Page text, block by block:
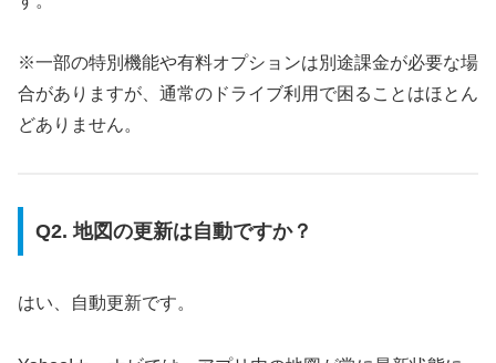
※一部の特別機能や有料オプションは別途課金が必要な場
合がありますが、通常のドライブ利用で困ることはほとん
どありません。
Q2. 地図の更新は自動ですか？
はい、自動更新です。